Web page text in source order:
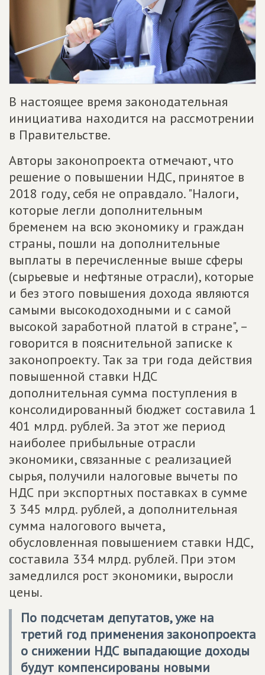
В настоящее время законодательная
инициатива находится на рассмотрении
в Правительстве.
Авторы законопроекта отмечают, что
решение о повышении НДС, принятое в
2018 году, себя не оправдало. "Налоги,
которые легли дополнительным
бременем на всю экономику и граждан
страны, пошли на дополнительные
выплаты в перечисленные выше сферы
(сырьевые и нефтяные отрасли), которые
и без этого повышения дохода являются
самыми высокодоходными и с самой
высокой заработной платой в стране", –
говорится в пояснительной записке к
законопроекту. Так за три года действия
повышенной ставки НДС
дополнительная сумма поступления в
консолидированный бюджет составила 1
401 млрд. рублей. За этот же период
наиболее прибыльные отрасли
экономики, связанные с реализацией
сырья, получили налоговые вычеты по
НДС при экспортных поставках в сумме
3 345 млрд. рублей, а дополнительная
сумма налогового вычета,
обусловленная повышением ставки НДС,
составила 334 млрд. рублей. При этом
замедлился рост экономики, выросли
цены.
По подсчетам депутатов, уже на
третий год применения законопроекта
о снижении НДС выпадающие доходы
будут компенсированы новыми